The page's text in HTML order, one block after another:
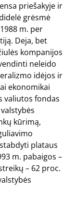
priešakyje ir
grėsmė
m. per
Deja, bet
kompanijos
neleido
idėjos ir
ekonomikai
valiutos fondas
kūrimą,
plataus
m. pabaigos –
– 62 proc.